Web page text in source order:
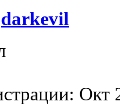
darkevil
Окт